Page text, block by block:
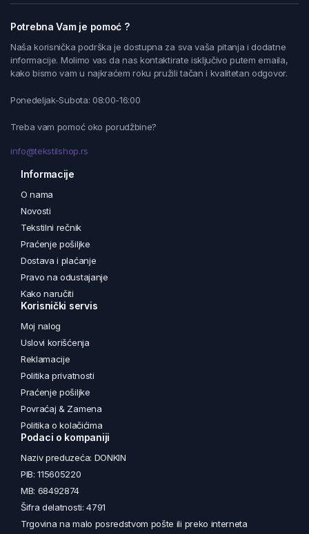
Potrebna Vam je pomoć ?
Naša korisnička podrška je dostupna za sva vaša pitanja i dodatne
informacije. Molimo vas da nas kontaktirate isključivo putem emaila,
kako bismo vam u najkraćem roku pružili tačan i kvalitetan odgovor.
Ponedeljak-Subota: 08:00-16:00
Treba vam pomoć oko porudžbine?
info@tekstilshop.rs
Informacije
O nama
Novosti
Tekstilni rečnik
Praćenje pošiljke
Dostava i plaćanje
Pravo na odustajanje
Kako naručiti
Korisnički servis
Moj nalog
Uslovi korišćenja
Reklamacije
Politika privatnosti
Praćenje pošiljke
Povraćaj & Zamena
Politika o kolačićima
Podaci o kompaniji
Naziv preduzeća: DONKIN
PIB: 115605220
MB: 68492874
Šifra delatnosti: 4791
Trgovina na malo posredstvom pošte ili preko interneta